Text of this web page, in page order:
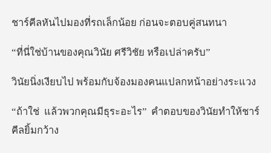
ที่รถเล็กน้อย ก
งคุณวินัย ศรีวิช
พร้อมกับจ้องมองคน
ุระอะไร” คำตอบของวินั